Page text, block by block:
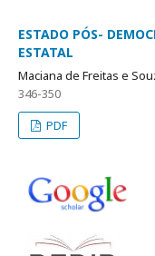
ESTADO PÓS-
ESTATAL
Maciana de Freitas e
346-350
PDF